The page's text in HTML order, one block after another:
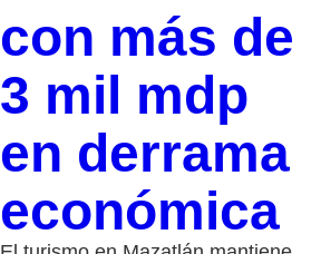
con más de
3 mil mdp
en derrama
económica